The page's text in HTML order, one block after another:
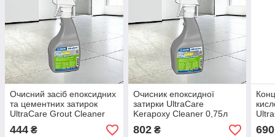
Очисний засіб епоксидних
та цементних затирок
UltraCare Grout Cleaner
0.75л
444 ₴
Очисник епоксидної
затирки UltraCare
Kerapoxy Cleaner 0,75л
802₴ 690